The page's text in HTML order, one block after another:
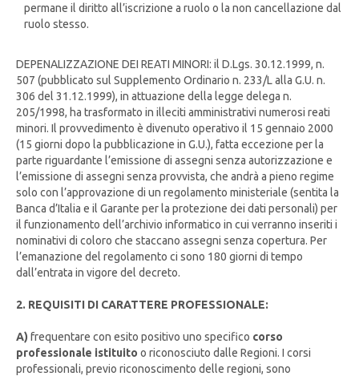
permane il diritto all’iscrizione a ruolo o la non cancellazione dal
ruolo stesso.
DEPENALIZZAZIONE DEI REATI MINORI: il D.Lgs. 30.12.1999, n.
507 (pubblicato sul Supplemento Ordinario n. 233/L alla G.U. n.
306 del 31.12.1999), in attuazione della legge delega n.
205/1998, ha trasformato in illeciti amministrativi numerosi reati
minori. Il provvedimento è divenuto operativo il 15 gennaio 2000
(15 giorni dopo la pubblicazione in G.U.), fatta eccezione per la
parte riguardante l’emissione di assegni senza autorizzazione e
l’emissione di assegni senza provvista, che andrà a pieno regime
solo con l’approvazione di un regolamento ministeriale (sentita la
Banca d’Italia e il Garante per la protezione dei dati personali) per
il funzionamento dell’archivio informatico in cui verranno inseriti i
nominativi di coloro che staccano assegni senza copertura. Per
l’emanazione del regolamento ci sono 180 giorni di tempo
dall’entrata in vigore del decreto.
2. REQUISITI DI CARATTERE PROFESSIONALE:
A) frequentare con esito positivo uno specifico corso
professionale istituito o riconosciuto dalle Regioni. I corsi
professionali, previo riconoscimento delle regioni, sono